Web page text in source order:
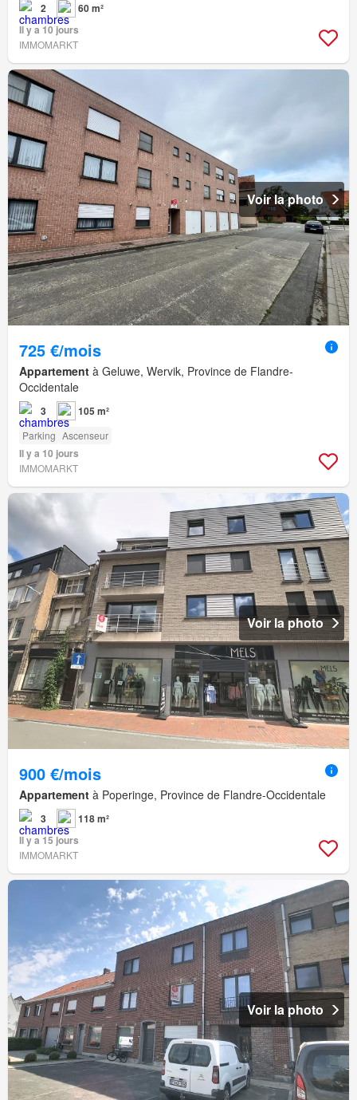
2
60 m²
Il y a 10 jours
IMMOMARKT
Voir la photo
725 €/mois
Appartement à Geluwe, Wervik, Province de Flandre-
Occidentale
3 105 m²
Parking Ascenseur
Il y a 10 jours
IMMOMARKT
Voir la photo
900 €/mois
Appartement à Poperinge, Province de Flandre-Occidentale
3
118 m²
Il y a 15 jours
IMMOMARKT
Voir la photo